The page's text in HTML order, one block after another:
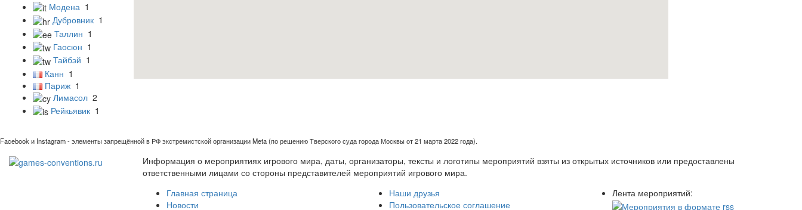
Модена 1
Дубровник 1
Таллин 1
Гаосюн 1
Тайбэй 1
Канн 1
Париж 1
Лимасол 2
Рейкьявик 1
Facebook и Instagram - элементы запрещённой в РФ экстремистской организации Meta (по решению Тверского суда города Москвы от 21 марта 2022 года).
Информация о мероприятиях игрового мира, даты, организаторы, тексты и логотипы мероприятий взяты из открытых источников или предоставлены
ответственными лицами со стороны представителей мероприятий игрового мира.
Главная страница
Новости
Наши друзья
Пользовательское соглашение
Лента мероприятий: